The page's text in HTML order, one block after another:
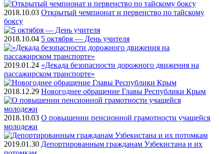
2018.10.03 Открытый чемпионат и первенство по тайскому
боксу
2018.10.04 5 октября — День учителя
2019.01.24 «Декада безопасности дорожного движения на
пассажирском транспорте»
2018.12.29 Новогоднее обращение Главы Республики Крым
2018.10.03 О повышении пенсионной грамотности учащейся
молодежи
2019.01.30 Депортированным гражданам Узбекистана и их